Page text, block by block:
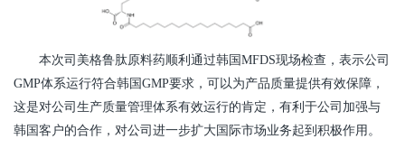
本次司美格鲁肽原料药顺利通过韩国MFDS现场检查，表示公司
GMP体系运行符合韩国GMP要求，可以为产品质量提供有效保障，
这是对公司生产质量管理体系有效运行的肯定，有利于公司加强与
韩国客户的合作，对公司进一步扩大国际市场业务起到积极作用。